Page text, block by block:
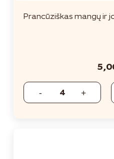
Prancūziškas mangų ir